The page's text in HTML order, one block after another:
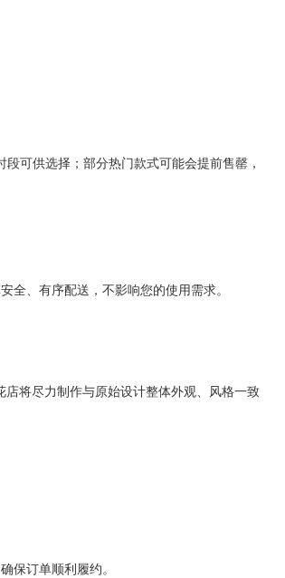
可供选择；部分热门款式可能会提前售罄，
、有序配送，不影响您的使用需求。
将尽力制作与原始设计整体外观、风格一致
保订单顺利履约。